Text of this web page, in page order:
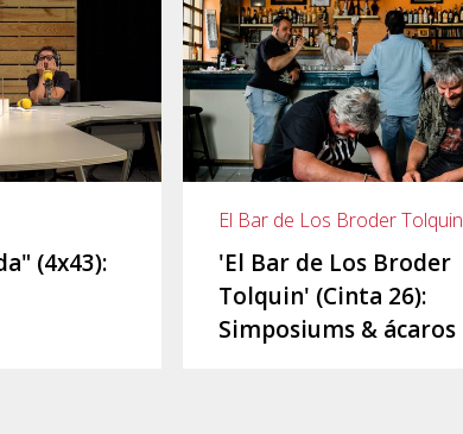
(4x43):
El Bar de Los Broder Tolquin
'El Bar de Los Broder
Tolquin' (Cinta 26):
Simposiums & ácaros